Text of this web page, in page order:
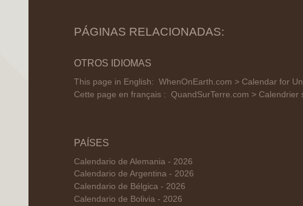
PÁGINAS RELACIONADAS:
OTROS IDIOMAS
This page in English: WhenOnEarth.com > Calendar for
Cette page en français : QuandSurTerre.com >
PAÍSES
Calendario de Alemania - 2026
Calendario de Argentina - 2026
Calendario de Bélgica - 2026
Calendario de Bolivia - 2026